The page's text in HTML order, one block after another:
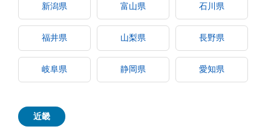
新潟県 富山県 石川県
福井県 山梨県 長野県
岐阜県 静岡県 愛知県
近畿